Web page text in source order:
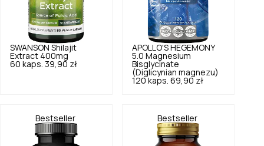
SWANSON Shilajit
Extract 400mg
60 kaps. 39,90 zł
APOLLO'S HEGEMONY
5.0 Magnesium
Bisglycinate
(Diglicynian magnezu)
120 kaps. 69,90 zł
Bestseller Bestseller